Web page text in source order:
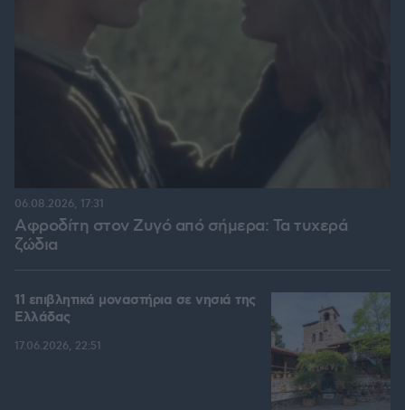
Αφροδίτη στον Ζυγό από σήμερα: Τα τυχερά
ζώδια
06.08.2026, 17:31
11 επιβλητικά μοναστήρια σε νησιά της
Ελλάδας
17.06.2026, 22:51